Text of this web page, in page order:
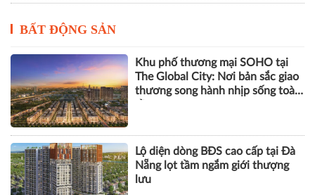
BẤT ĐỘNG SẢN
Khu phố thương mại SOHO tại
The Global City: Nơi bản sắc giao
thương song hành nhịp sống toàn
Lộ diện dòng BĐS cao cấp tại Đà
Nẵng lọt tầm ngắm giới thượng
lưu